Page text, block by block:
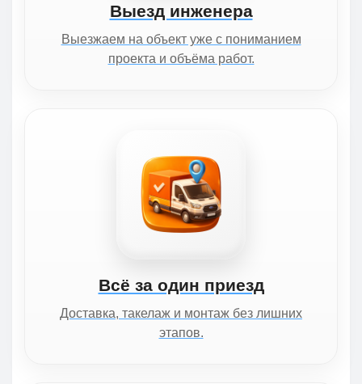
Выезд инженера
Выезжаем на объект уже с пониманием
проекта и объёма работ.
Всё за один приезд
Доставка, такелаж и монтаж без лишних
этапов.